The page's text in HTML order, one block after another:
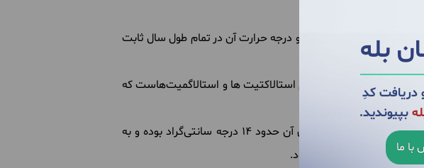
بله
و دریافت کدِ
بپیوندید.
با ما
آب بدون مزه و بی‌بو است و درجه حرارت آن در تمام طول سال ثابت
میلیون‌ساله به نام استالاکتیت ها و استالاگمیت‌هاست که
هوای غار علی‌صدر بسیار سبک و مطبوع و عاری از هرگونه آلودگی، گرد و غبار میکروبی و حتی مواد سمی است. دمای آن حدود 14 درجه سانتی‌گراد بوده و به
در شعله آن دیده نمی‌شود.